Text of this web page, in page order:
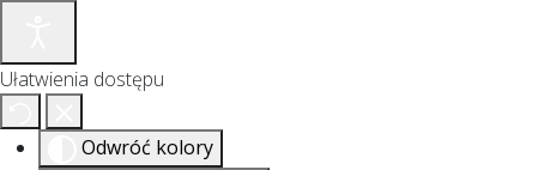
Ułatwienia dostępu
Odwróć kolory